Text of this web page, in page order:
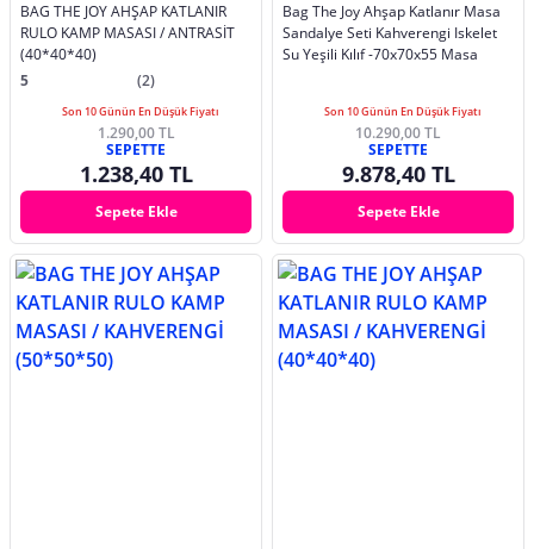
BAG THE JOY AHŞAP KATLANIR
RULO KAMP MASASI / ANTRASİT
(40*40*40)
5
(2)
Son 10 Günün En Düşük Fiyatı
1.290,00 TL
SEPETTE
1.238,40 TL
Sepete Ekle
Bag The Joy Ahşap Katlanır Masa
Sandalye Seti Kahverengi Iskelet
Su Yeşili Kılıf -70x70x55 Masa
Son 10 Günün En Düşük Fiyatı
10.290,00 TL
SEPETTE
9.878,40 TL
Sepete Ekle